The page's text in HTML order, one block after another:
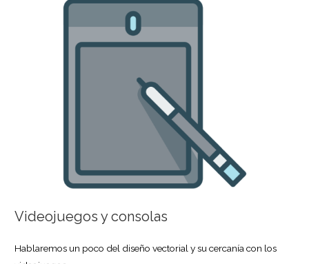
Videojuegos y consolas
Hablaremos un poco del diseño vectorial y su cercanía con los